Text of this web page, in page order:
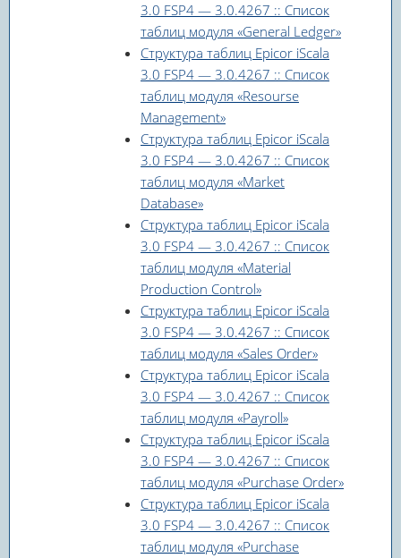
3.0 FSP4 — 3.0.4267 :: Список
таблиц модуля «General Ledger»
Структура таблиц Epicor iScala
3.0 FSP4 — 3.0.4267 :: Список
таблиц модуля «Resourse
Management»
Структура таблиц Epicor iScala
3.0 FSP4 — 3.0.4267 :: Список
таблиц модуля «Market
Database»
Структура таблиц Epicor iScala
3.0 FSP4 — 3.0.4267 :: Список
таблиц модуля «Material
Production Control»
Структура таблиц Epicor iScala
3.0 FSP4 — 3.0.4267 :: Список
таблиц модуля «Sales Order»
Структура таблиц Epicor iScala
3.0 FSP4 — 3.0.4267 :: Список
таблиц модуля «Payroll»
Структура таблиц Epicor iScala
3.0 FSP4 — 3.0.4267 :: Список
таблиц модуля «Purchase Order»
Структура таблиц Epicor iScala
3.0 FSP4 — 3.0.4267 :: Список
таблиц модуля «Purchase